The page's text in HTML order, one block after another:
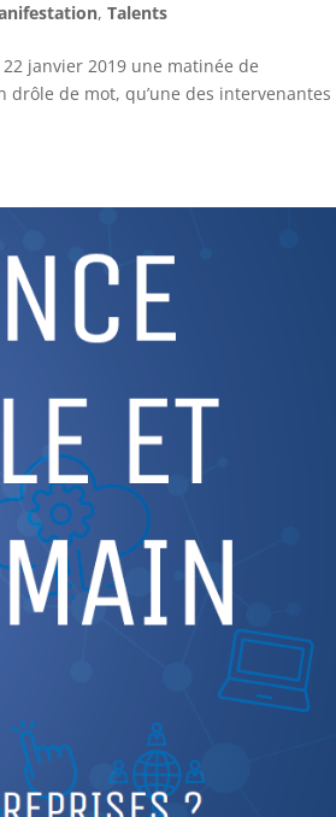
,Talents
janvier 2019 une matinée de
drôle de mot, qu’une des intervenantes